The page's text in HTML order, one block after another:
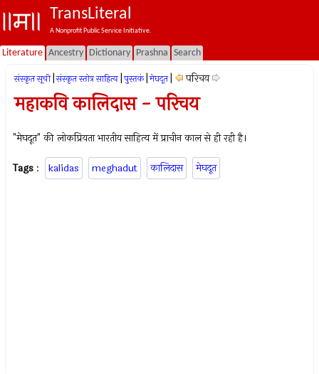
TransLiteral
A Nonprofit Public Service Initiative.
Literature Ancestry Dictionary Prashna Search
संस्कृत सूची संस्कृत स्तोत्र साहित्य पुस्तकं मेघदूत परिचय
महाकवि कालिदास - परिचय
"मेघदूत" की लोकप्रियता भारतीय साहित्य में प्राचीन काल से ही रही है।
Tags : kalidas meghadut कालिदास मेघदूत